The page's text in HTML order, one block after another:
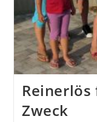
Zweck